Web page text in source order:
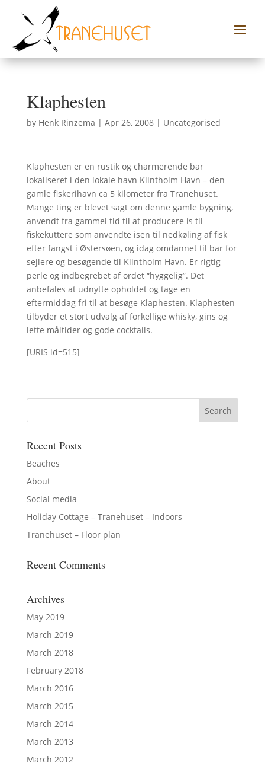
Klaphesten
by Henk Rinzema | Apr 26, 2008| Uncategorised
Klaphesten er en rustik og charmerende bar
lokaliseret i den lokale havn Klintholm Havn – den
gamle fiskerihavn ca 5 kilometer fra Tranehuset.
Mange ting er blevet sagt om denne gamle bygning,
anvendt fra gammel tid til at producere is til
fiskekuttere som anvendte isen til nedkøling af fisk
efter fangst i Østersøen, og idag omdannet til bar for
sejlere og besøgende til Klintholm Havn. Er rigtig
perle og indbegrebet af ordet “hyggelig”. Det
anbefales at udnytte opholdet og tage en
eftermiddag fri til at besøge Klaphesten. Klaphesten
tilbyder et stort udvalg af forkellige whisky, gins og
lette måltider og gode cocktails.
[URIS id=515]
Recent Posts
Beaches
About
Social media
Holiday Cottage – Tranehuset – Indoors
Tranehuset – Floor plan
Recent Comments
Archives
May 2019
March 2019
March 2018
February 2018
March 2016
March 2015
March 2014
March 2013
March 2012